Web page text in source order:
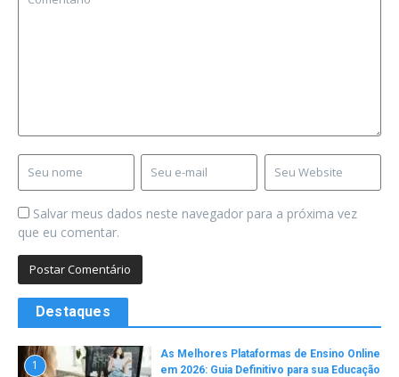
Salvar meus dados neste navegador para a próxima vez
que eu comentar.
Destaques
1
As Melhores Plataformas de Ensino Online
em 2026: Guia Definitivo para sua Educação